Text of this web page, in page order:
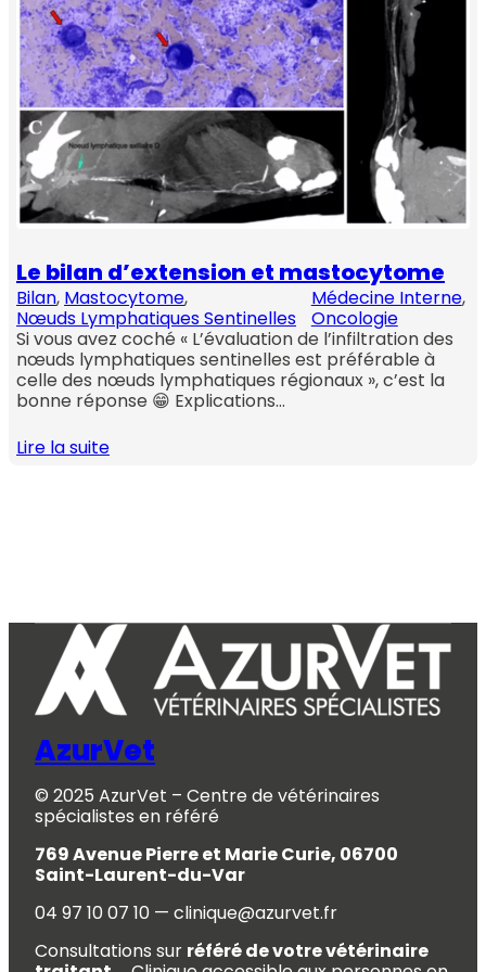
Le bilan d’extension et mastocytome
Bilan, Mastocytome,
Nœuds Lymphatiques Sentinelles
Médecine Interne,
Oncologie
Si vous avez coché « L’évaluation de l’infiltration des
nœuds lymphatiques sentinelles est préférable à
celle des nœuds lymphatiques régionaux », c’est la
bonne réponse 😁 Explications…
Lire la suite
AzurVet
© 2025 AzurVet – Centre de vétérinaires
spécialistes en référé
769 Avenue Pierre et Marie Curie, 06700
Saint-Laurent-du-Var
04 97 10 07 10 — clinique@azurvet.fr
Consultations sur référé de votre vétérinaire